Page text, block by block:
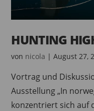
HUNTING
von nicola |August 27,
Vortrag und
Ausstellung „In
konzentriert sich auf